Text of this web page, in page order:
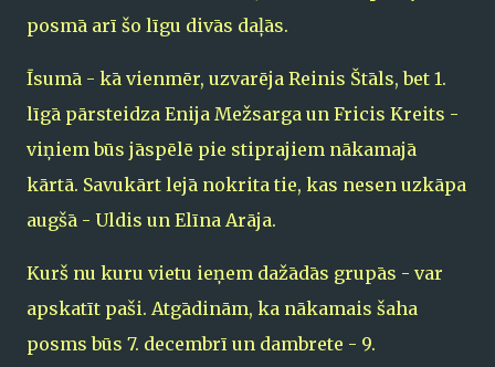
posmā arī šo līgu divās daļās.
Īsumā - kā vienmēr, uzvarēja Reinis Štāls, bet 1.
līgā pārsteidza Enija Mežsarga un Fricis Kreits -
viņiem būs jāspēlē pie stiprajiem nākamajā
kārtā. Savukārt lejā nokrita tie, kas nesen uzkāpa
augšā - Uldis un Elīna Arāja.
Kurš nu kuru vietu ieņem dažādās grupās - var
apskatīt paši. Atgādinām, ka nākamais šaha
posms būs 7. decembrī un dambrete - 9.